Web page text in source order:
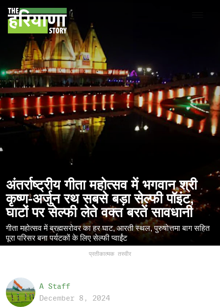
अंतर्राष्ट्रीय गीता महोत्सव में भगवान श्री
कृष्ण-अर्जुन रथ सबसे बड़ा सेल्फी पॉइंट,
घाटों पर सेल्फी लेते वक्त बरतें सावधानी
गीता महोत्सव में ब्रह्मसरोवर का हर घाट, आरती स्थल, पुरुषोत्तमा बाग सहित
पूरा परिसर बना पर्यटकों के लिए सेल्फी प्वाईंट
प्रतीकात्मक तस्वीर
A Staff
December 8, 2024